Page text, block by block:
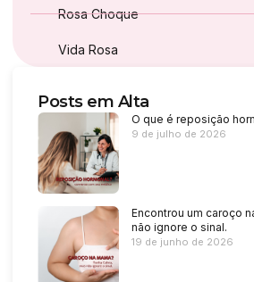
Rosa Choque
Vida Rosa
Posts em Alta
O que é reposição
9 de julho de 2026
Encontrou um caroço
não ignore o sinal.
19 de junho de 2026